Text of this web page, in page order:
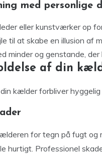
med personlige
eller kunstværker op
til at skabe en illusion af
minder og genstande,
af din
kælder forbliver
for tegn på fugt og
hurtigt. Professionel